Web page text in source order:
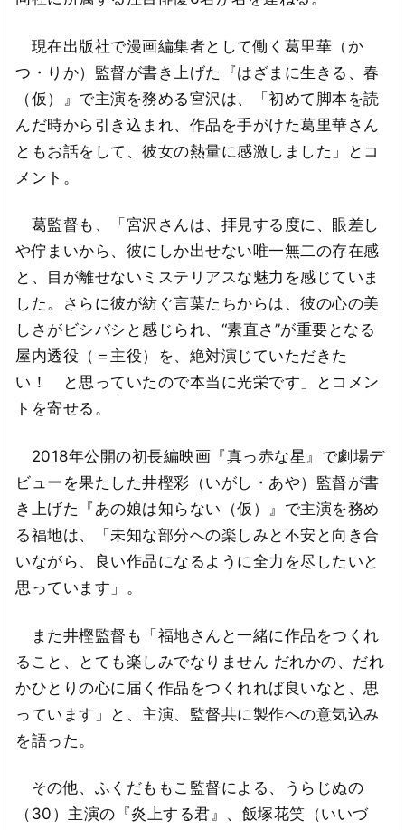
現在出版社で漫画編集者として働く葛里華（か
つ・りか）監督が書き上げた『はざまに生きる、春
（仮）』で主演を務める宮沢は、「初めて脚本を読
んだ時から引き込まれ、作品を手がけた葛里華さん
ともお話をして、彼女の熱量に感激しました」とコ
メント。
葛監督も、「宮沢さんは、拝見する度に、眼差し
や佇まいから、彼にしか出せない唯一無二の存在感
と、目が離せないミステリアスな魅力を感じていま
した。さらに彼が紡ぐ言葉たちからは、彼の心の美
しさがビシバシと感じられ、“素直さ”が重要となる
屋内透役（＝主役）を、絶対演じていただきた
い！ と思っていたので本当に光栄です」とコメン
トを寄せる。
2018年公開の初長編映画『真っ赤な星』で劇場デ
ビューを果たした井樫彩（いがし・あや）監督が書
き上げた『あの娘は知らない（仮）』で主演を務め
る福地は、「未知な部分への楽しみと不安と向き合
いながら、良い作品になるように全力を尽したいと
思っています」。
また井樫監督も「福地さんと一緒に作品をつくれ
ること、とても楽しみでなりません だれかの、だれ
かひとりの心に届く作品をつくれれば良いなと、思
っています」と、主演、監督共に製作への意気込み
を語った。
その他、ふくだももこ監督による、うらじぬの
（30）主演の『炎上する君』、飯塚花笑（いいづ